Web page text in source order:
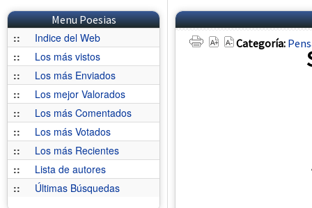
Menu Poesias
::
Indice del Web
::
Los más vistos
::
Los más Enviados
::
Los mejor Valorados
::
Los más Comentados
::
Los más Votados
::
Los más Recientes
::
Lista de autores
::
Últimas Búsquedas
Categoría: